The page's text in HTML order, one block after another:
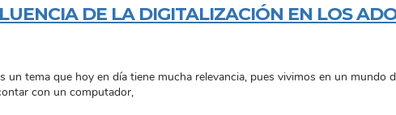
DE LA DIGITALIZACIÓN EN LOS
un tema que hoy en día tiene mucha relevancia, pues vivimos en un
con un computador,